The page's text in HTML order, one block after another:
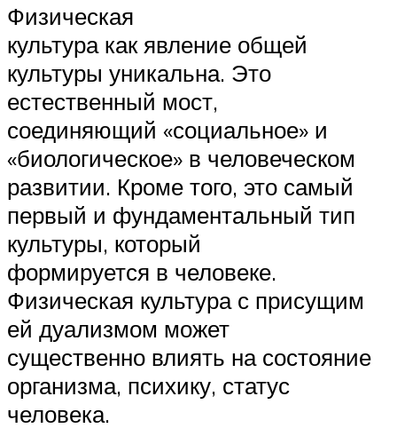
Физическая
культура как явление общей
культуры уникальна. Это
естественный мост,
соединяющий «социальное» и
«биологическое» в человеческом
развитии. Кроме того, это самый
первый и фундаментальный тип
культуры, который
формируется в человеке.
Физическая культура с присущим
ей дуализмом может
существенно влиять на состояние
организма, психику, статус
человека.